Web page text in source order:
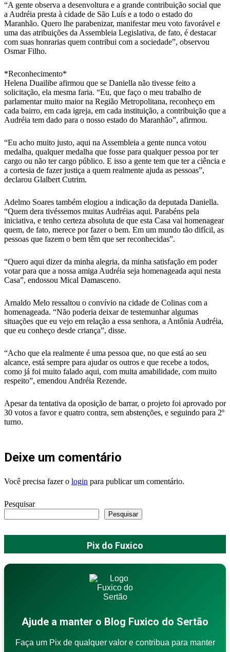
“A gente observa a desenvoltura e a grande contribuição social que
a Audréia presta à cidade de São Luís e a todo o estado do
Maranhão. Quero lhe parabenizar, manifestar meu voto favorável e
uma das atribuições da Assembleia Legislativa, de fato, é destacar
com suas honrarias quem contribui com a sociedade”, observou
Osmar Filho.
*Reconhecimento*
Helena Duailibe afirmou que se Daniella não tivesse feito a
solicitação, ela mesma faria. “Eu, que faço o meu trabalho de
parlamentar muito maior na Região Metropolitana, reconheço em
cada bairro, em cada igreja, em cada instituição, a contribuição que a
Audréia tem dado para o nosso estado do Maranhão”, afirmou.
“Eu acho muito justo, aqui na Assembleia a gente nunca votou
medalha, qualquer medalha que fosse para qualquer pessoa por ter
cargo ou não ter cargo público. E isso a gente tem que ter a ciência e
a cortesia de fazer justiça a quem realmente ajuda as pessoas”,
declarou Glalbert Cutrim.
Adelmo Soares também elogiou a indicação da deputada Daniella.
“Quem dera tivéssemos muitas Audréias aqui. Parabéns pela
iniciativa, e tenho certeza absoluta de que esta Casa vai homenagear
quem, de fato, merece por fazer o bem. Em um mundo tão difícil, as
pessoas que fazem o bem têm que ser reconhecidas”.
“Quero aqui dizer da minha alegria, da minha satisfação em poder
votar para que a nossa amiga Audréia seja homenageada aqui nesta
Casa”, endossou Mical Damasceno.
Arnaldo Melo ressaltou o convívio na cidade de Colinas com a
homenageada. “Não poderia deixar de testemunhar algumas
situações que eu vejo em relação a essa senhora, a Antônia Audréia,
que eu conheço desde criança”, disse.
“Acho que ela realmente é uma pessoa que, no que está ao seu
alcance, está sempre para ajudar os outros e que recebe a todos,
como já foi muito falado aqui, com muita amabilidade, com muito
respeito”, emendou Andréia Rezende.
Apesar da tentativa da oposição de barrar, o projeto foi aprovado por
30 votos a favor e quatro contra, sem abstenções, e seguindo para 2º
turno.
Deixe um comentário
Você precisa fazer o login para publicar um comentário.
Pesquisar
Pesquisar
Pix do Fuxico
Ajude a manter o Blog Fuxico do Sertão
Faça um Pix de qualquer valor e contribua para manter